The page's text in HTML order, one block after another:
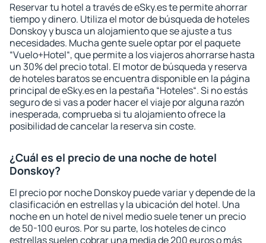
Reservar tu hotel a través de eSky.es te permite ahorrar
tiempo y dinero. Utiliza el motor de búsqueda de hoteles
Donskoy y busca un alojamiento que se ajuste a tus
necesidades. Mucha gente suele optar por el paquete
“Vuelo+Hotel“, que permite a los viajeros ahorrarse hasta
un 30% del precio total. El motor de búsqueda y reserva
de hoteles baratos se encuentra disponible en la página
principal de eSky.es en la pestaña “Hoteles“. Si no estás
seguro de si vas a poder hacer el viaje por alguna razón
inesperada, comprueba si tu alojamiento ofrece la
posibilidad de cancelar la reserva sin coste.
¿Cuál es el precio de una noche de hotel
Donskoy?
El precio por noche Donskoy puede variar y depende de la
clasificación en estrellas y la ubicación del hotel. Una
noche en un hotel de nivel medio suele tener un precio
de 50-100 euros. Por su parte, los hoteles de cinco
estrellas suelen cobrar una media de 200 euros o más